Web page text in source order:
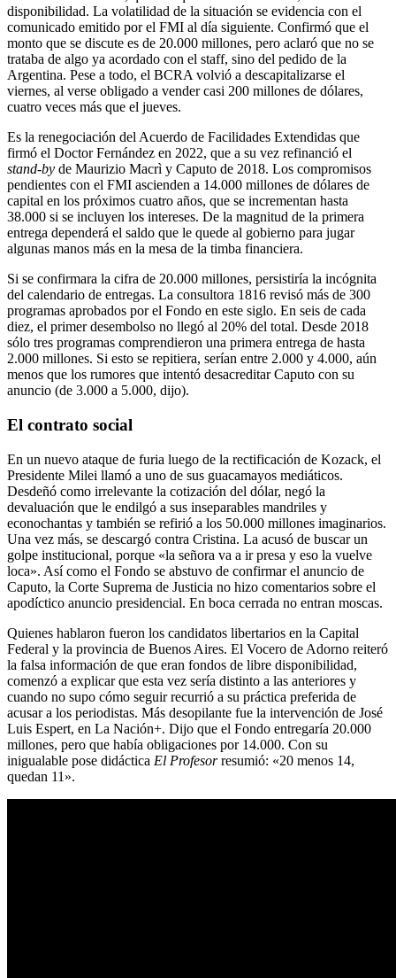
disponibilidad. La volatilidad de la situación se evidencia con el
comunicado emitido por el FMI al día siguiente. Confirmó que el
monto que se discute es de 20.000 millones, pero aclaró que no se
trataba de algo ya acordado con el staff, sino del pedido de la
Argentina. Pese a todo, el BCRA volvió a descapitalizarse el
viernes, al verse obligado a vender casi 200 millones de dólares,
cuatro veces más que el jueves.
Es la renegociación del Acuerdo de Facilidades Extendidas que
firmó el Doctor Fernández en 2022, que a su vez refinanció el
stand-by de Maurizio Macrì y Caputo de 2018. Los compromisos
pendientes con el FMI ascienden a 14.000 millones de dólares de
capital en los próximos cuatro años, que se incrementan hasta
38.000 si se incluyen los intereses. De la magnitud de la primera
entrega dependerá el saldo que le quede al gobierno para jugar
algunas manos más en la mesa de la timba financiera.
Si se confirmara la cifra de 20.000 millones, persistiría la incógnita
del calendario de entregas. La consultora 1816 revisó más de 300
programas aprobados por el Fondo en este siglo. En seis de cada
diez, el primer desembolso no llegó al 20% del total. Desde 2018
sólo tres programas comprendieron una primera entrega de hasta
2.000 millones. Si esto se repitiera, serían entre 2.000 y 4.000, aún
menos que los rumores que intentó desacreditar Caputo con su
anuncio (de 3.000 a 5.000, dijo).
El contrato social
En un nuevo ataque de furia luego de la rectificación de Kozack, el
Presidente Milei llamó a uno de sus guacamayos mediáticos.
Desdeñó como irrelevante la cotización del dólar, negó la
devaluación que le endilgó a sus inseparables mandriles y
econochantas y también se refirió a los 50.000 millones imaginarios.
Una vez más, se descargó contra Cristina. La acusó de buscar un
golpe institucional, porque «la señora va a ir presa y eso la vuelve
loca». Así como el Fondo se abstuvo de confirmar el anuncio de
Caputo, la Corte Suprema de Justicia no hizo comentarios sobre el
apodíctico anuncio presidencial. En boca cerrada no entran moscas.
Quienes hablaron fueron los candidatos libertarios en la Capital
Federal y la provincia de Buenos Aires. El Vocero de Adorno reiteró
la falsa información de que eran fondos de libre disponibilidad,
comenzó a explicar que esta vez sería distinto a las anteriores y
cuando no supo cómo seguir recurrió a su práctica preferida de
acusar a los periodistas. Más desopilante fue la intervención de José
Luis Espert, en La Nación+. Dijo que el Fondo entregaría 20.000
millones, pero que había obligaciones por 14.000. Con su
inigualable pose didáctica El Profesorresumió: «20 menos 14,
quedan 11».